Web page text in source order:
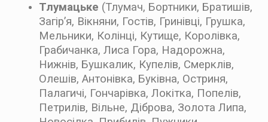
Тлумацьке (Тлумач, Бортники, Братишів,
Загір’я, Вікняни, Гостів, Гринівці, Грушка,
Мельники, Колінці, Кутище, Королівка,
Грабичанка, Лиса Гора, Надорожна,
Нижнів, Бушкалик, Купелів, Смерклів,
Олешів, Антонівка, Буківна, Остриня,
Палагичі, Гончарівка, Локітка, Попелів,
Петрилів, Вільне, Діброва, Золота Липа,